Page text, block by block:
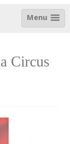
Menu
Circus